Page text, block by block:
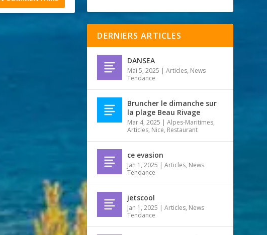
DERNIERS ARTICLES
DANSEA
Mai 5, 2025 |Articles, News
Tendance
Bruncher le dimanche sur
la plage Beau Rivage
Mar 4, 2025 |Alpes-Maritimes,
Articles, Nice, Restaurant
ce evasion
Jan 1, 2025 |Articles, News
Tendance
jetscool
Jan 1, 2025 |Articles, News
Tendance